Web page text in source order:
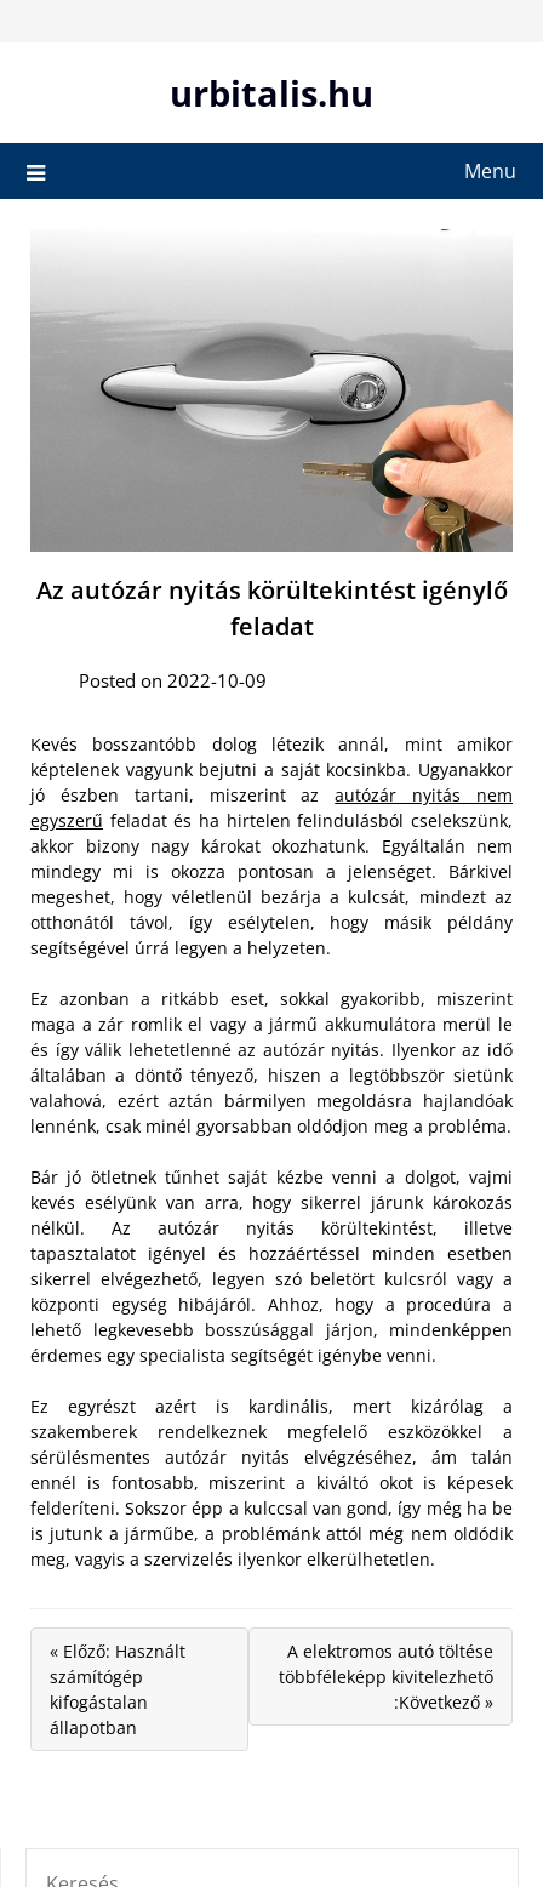
urbitalis.hu
Menu
Az autózár nyitás körültekintést igénylő
feladat
Posted on 2022-10-09
Kevés bosszantóbb dolog létezik annál, mint amikor
képtelenek vagyunk bejutni a saját kocsinkba. Ugyanakkor
jó észben tartani, miszerint azautózár nyitás nem
egyszerű feladat és ha hirtelen felindulásból cselekszünk,
akkor bizony nagy károkat okozhatunk. Egyáltalán nem
mindegy mi is okozza pontosan a jelenséget. Bárkivel
megeshet, hogy véletlenül bezárja a kulcsát, mindezt az
otthonától távol, így esélytelen, hogy másik példány
segítségével úrrá legyen a helyzeten.
Ez azonban a ritkább eset, sokkal gyakoribb, miszerint
maga a zár romlik el vagy a jármű akkumulátora merül le
és így válik lehetetlenné az autózár nyitás. Ilyenkor az idő
általában a döntő tényező, hiszen a legtöbbször sietünk
valahová, ezért aztán bármilyen megoldásra hajlandóak
lennénk, csak minél gyorsabban oldódjon meg a probléma.
Bár jó ötletnek tűnhet saját kézbe venni a dolgot, vajmi
kevés esélyünk van arra, hogy sikerrel járunk károkozás
nélkül. Az autózár nyitás körültekintést, illetve
tapasztalatot igényel és hozzáértéssel minden esetben
sikerrel elvégezhető, legyen szó beletört kulcsról vagy a
központi egység hibájáról. Ahhoz, hogy a procedúra a
lehető legkevesebb bosszúsággal járjon, mindenképpen
érdemes egy specialista segítségét igénybe venni.
Ez egyrészt azért is kardinális, mert kizárólag a
szakemberek rendelkeznek megfelelő eszközökkel a
sérülésmentes autózár nyitás elvégzéséhez, ám talán
ennél is fontosabb, miszerint a kiváltó okot is képesek
felderíteni. Sokszor épp a kulccsal van gond, így még ha be
is jutunk a járműbe, a problémánk attól még nem oldódik
meg, vagyis a szervizelés ilyenkor elkerülhetetlen.
« Előző: Használt
számítógép
kifogástalan
állapotban
A elektromos autó töltése
többféleképp kivitelezhető
:Következő »